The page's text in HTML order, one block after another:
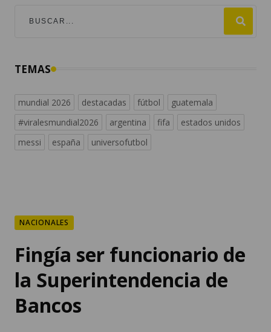
TEMAS
mundial 2026 destacadas fútbol
guatemala
#viralesmundial2026
argentina fifa
estados unidos
messi
españa universofutbol
NACIONALES
Fingía ser funcionario de
la Superintendencia de
Bancos